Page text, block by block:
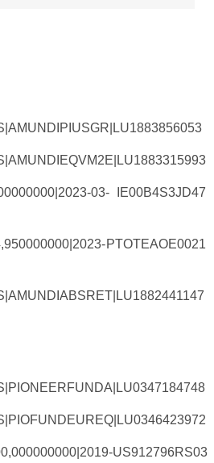
LU1883856053
LU1883315993
03-
IE00B4S3JD47
PTOTEAOE0021
LU1882441147
LU0347184748
LU0346423972
US912796RS03